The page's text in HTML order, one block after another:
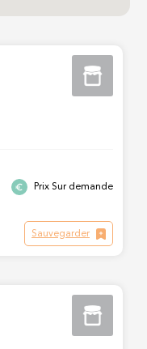
Prix Sur demande
Sauvegarder